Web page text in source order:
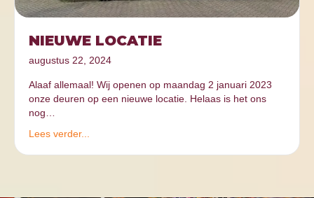
NIEUWE LOCATIE
augustus 22, 2024
Alaaf allemaal! Wij openen op maandag 2 januari 2023
onze deuren op een nieuwe locatie. Helaas is het ons
nog…
Lees verder...